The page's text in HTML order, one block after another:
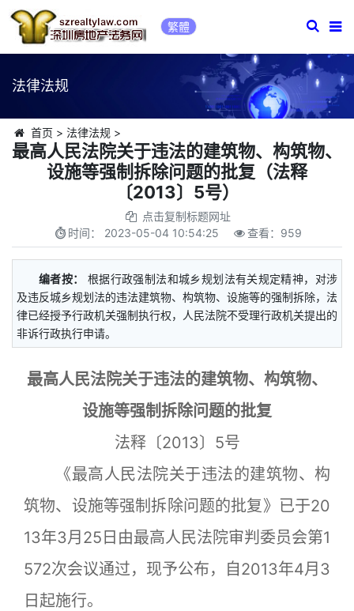
繁體
法律法规
首页 > 法律法规 >
最高人民法院关于违法的建筑物、构筑物、
设施等强制拆除问题的批复（法释
〔2013〕5号）
点击复制标题网址
时间： 2023-05-04 10:54:25 查看： 959
编者按：
根据行政强制法和城乡规划法有关规定精神，对涉
及违反城乡规划法的违法建筑物、构筑物、设施等的强制拆除，法
律已经授予行政机关强制执行权，人民法院不受理行政机关提出的
非诉行政执行申请。
最高人民法院关于违法的建筑物、构筑物、
设施等强制拆除问题的批复
法释〔2013〕5号
《最高人民法院关于违法的建筑物、构
筑物、设施等强制拆除问题的批复》已于20
13年3月25日由最高人民法院审判委员会第1
572次会议通过，现予公布，自2013年4月3
日起施行。